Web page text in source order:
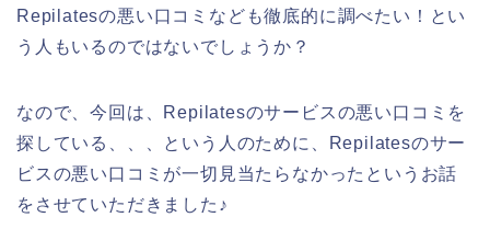
Repilatesの悪い口コミなども徹底的に調べたい！とい
う人もいるのではないでしょうか？
なので、今回は、Repilatesのサービスの悪い口コミを
探している、、、という人のために、Repilatesのサー
ビスの悪い口コミが一切見当たらなかったというお話
をさせていただきました♪